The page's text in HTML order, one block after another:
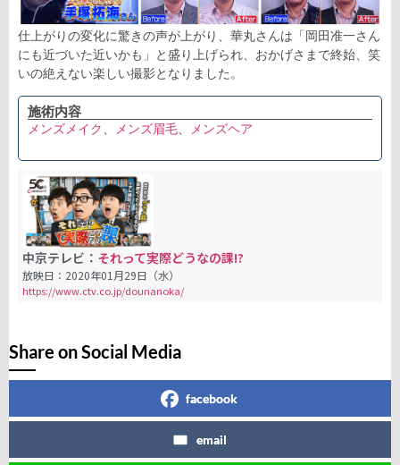
仕上がりの変化に驚きの声が上がり、華丸さんは「岡田准一さん
にも近づいた近いかも」と盛り上げられ、おかげさまで終始、笑
いの絶えない楽しい撮影となりました。
施術内容
メンズメイク メンズ眉毛 メンズヘア
中京テレビ： それって実際どうなの課!?
放映日：2020年01月29日（水）
https://www.ctv.co.jp/dounanoka/
Share on Social Media
facebook
email